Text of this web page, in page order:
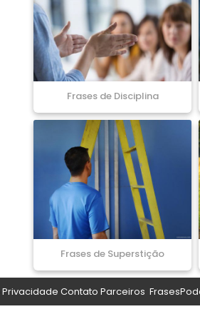
Frases de Disciplina
Frases de Superstição
Privacidade Contato Parceiros